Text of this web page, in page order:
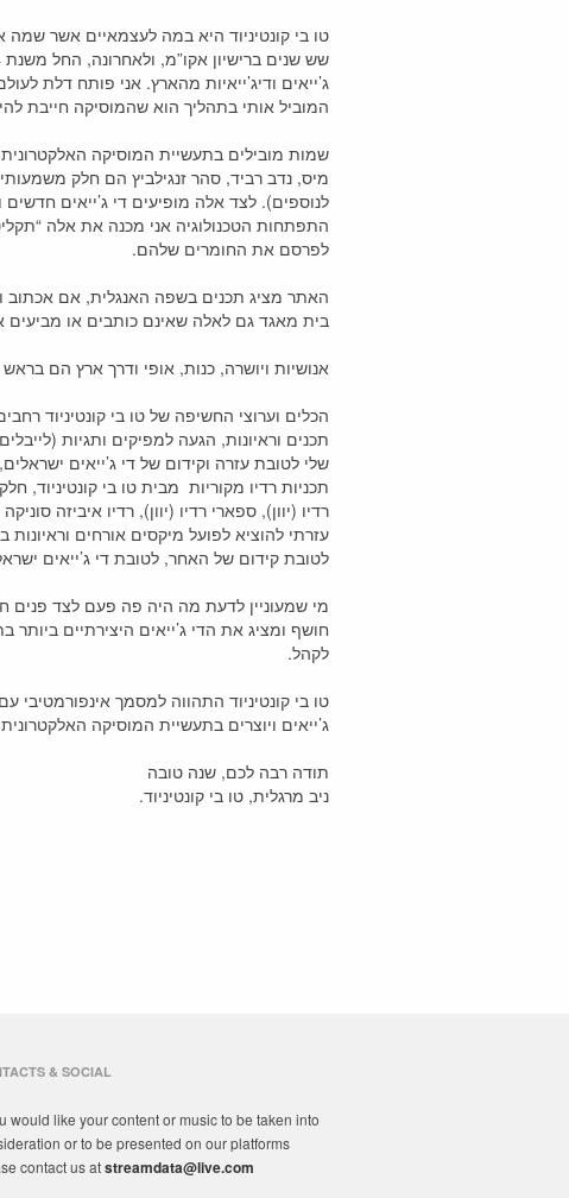
טו בי קונטיניוד היא במה לעצמאיים אשר שמה
שש שנים ברישיון אקו”מ, ולאחרונה, החל משנת 2014 פתחתי גם לייבל בשם טו בי קונטיניוד רקורדס.
ג’ייאים ודיג’ייאיות מהארץ. אני פותח דלת
המוביל אותי בתהליך הוא שהמוסיקה חייבת
מיס, נדב רביד, סהר זנגילביץ הם חלק
לנוספים). לצד אלה מופיעים די ג’ייאים
התפתחות הטכנולוגיה אני מכנה את אלה
לפרסם את החומרים שלהם.
האתר מציג תכנים בשפה האנגלית, אם אכתוב
בית מאגד גם לאלה שאינם כותבים או
אנושיות ויושרה, כנות, אופי ודרך ארץ הם
הכלים וערוצי החשיפה של טו בי קונטיניוד
תכנים וראיונות, הגעה למפיקים ותגיות
שלי לטובת עזרה וקידום של די ג’ייאים
תכניות רדיו מקוריות מבית טו בי קונטיניוד,
רדיו (יוון), ספארי רדיו (יוון), רדיו איביזה
עזרתי להוציא לפועל מיקסים אורחים וראיונות
לטובת קידום של האחר, לטובת די ג’ייאים
מי שמעוניין לדעת מה היה פה פעם לצד פנים
חושף ומציג את הדי ג’ייאים היצירתיים
לקהל.
טו בי קונטיניוד התהווה למסמך
ג’ייאים ויוצרים בתעשיית המוסיקה
תודה רבה לכם, שנה טובה
ניב מרגלית, טו בי קונטיניוד.
& SOCIAL
would like your content or music to be taken into
or to be presented on our platforms
contact us atstreamdata@live.com